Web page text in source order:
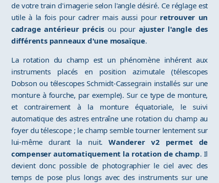
de votre train d'imagerie selon l'angle désiré. Ce réglage est
utile à la fois pour cadrer mais aussi pour retrouver un
cadrage antérieur précis ou pour ajuster l'angle des
différents panneaux d'une mosaïque.
La rotation du champ est un phénomène inhérent aux
instruments placés en position azimutale (télescopes
Dobson ou télescopes Schmidt-Cassegrain installés sur une
monture à fourche, par exemple). Sur ce type de monture,
et contrairement à la monture équatoriale, le suivi
automatique des astres entraîne une rotation du champ au
foyer du télescope ; le champ semble tourner lentement sur
lui-même durant la nuit.Wanderer v2 permet de
compenser automatiquement la rotation de champ. Il
devient donc possible de photographier le ciel avec des
temps de pose plus longs avec des instruments sur une